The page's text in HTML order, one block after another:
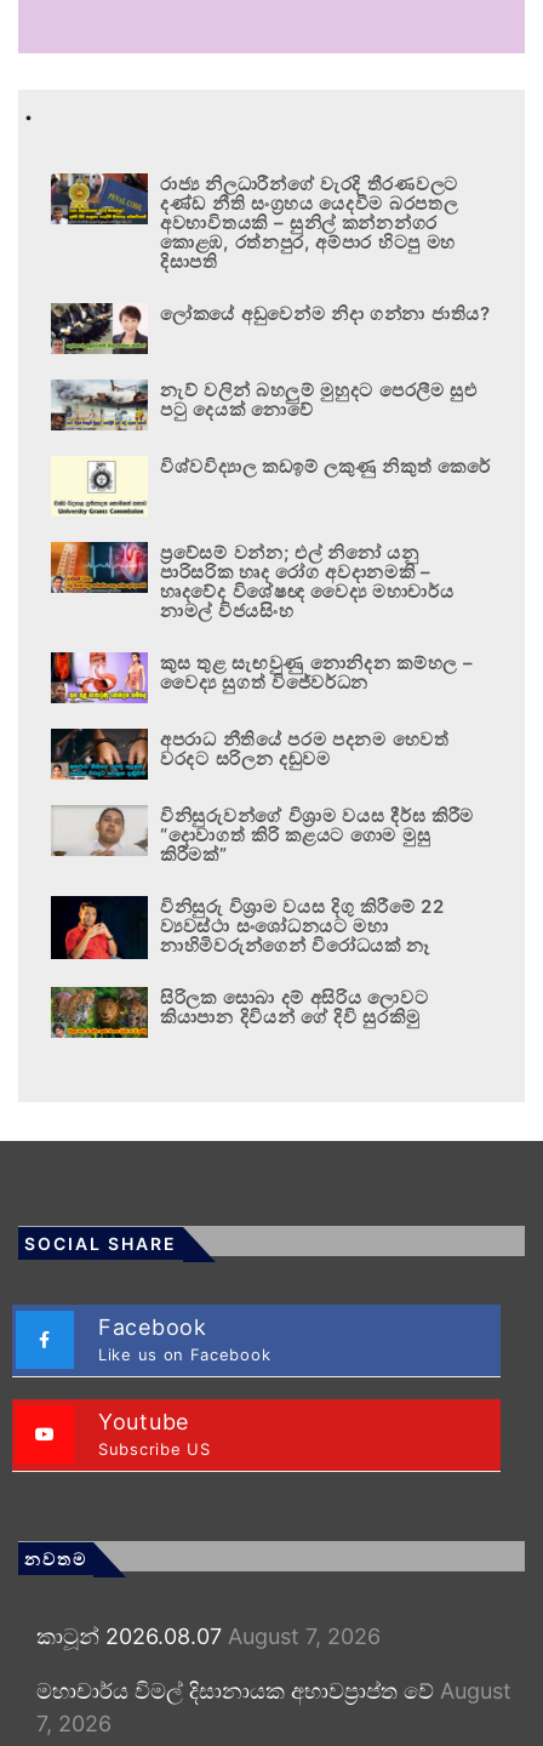
.
රාජ්‍ය නිලධාරීන්ගේ වැරදි තීරණවලට
දණ්ඩ නීති සංග්‍රහය යෙදවීම බරපතල
අවභාවිතයකි – සුනිල් කන්නන්ගර
කොළඹ, රත්නපුර, අම්පාර හිටපු මහ
දිසාපති
ලෝකයේ අඩුවෙන්ම නිදා ගන්නා ජාතිය?
නැව් වලින් බහලුම් මුහුදට පෙරලීම සුළු
පටු දෙයක් නොවේ
විශ්වවිද්‍යාල කඩඉම් ලකුණු නිකුත් කෙරේ
ප්‍රවේසම් වන්න; එල් නිනෝ යනු
පාරිසරික හෘද රෝග අවදානමකි –
හෘදවේද විශේෂඥ වෛද්‍ය මහාචාර්ය
නාමල් විජයසිංහ
කුස තුළ සැඟවුණු නොනිදන කම්හල –
වෛද්‍ය සුගත් විජේවර්ධන
අපරාධ නීතියේ පරම පදනම හෙවත්
වරදට සරිලන දඬුවම
විනිසුරුවන්ගේ විශ්‍රාම වයස දීර්ඝ කිරීම
“දොවාගත් කිරි කළයට ගොම මුසු
කිරීමක්”
විනිසුරු විශ්‍රාම වයස දිගු කිරීමේ 22
ව්‍යවස්ථා සංශෝධනයට මහා
නාහිමිවරුන්ගෙන් විරෝධයක් නෑ
සිරිලක සොබා දම් අසිරිය ලොවට
කියාපාන දිවියන් ගේ දිවි සුරකිමු
SOCIAL SHARE
Facebook
Like us on Facebook
Youtube
Subscribe US
නවතම
කාටූන් 2026.08.07 August 7, 2026
මහාචාර්ය විමල් දිසානායක අභාවප්‍රාප්ත වේ August
7, 2026